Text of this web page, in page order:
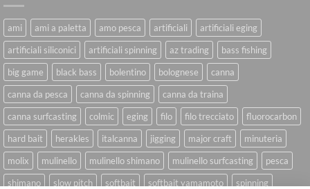
ami ami a paletta amo pesca artificiali
artificiali eging
artificiali siliconici
artificiali spinning az trading
bass fishing
big game
black bass bolentino bolognese
canna
canna da pesca
canna da spinning
canna da traina
canna surfcasting
colmic eging filo filo trecciato
fluorocarbon
hard bait
herakles italcanna jigging major craft
minuteria
molix
mulinello mulinello shimano mulinello surfcasting
pesca
shimano
slow pitch softbait softbait yamamoto spinning